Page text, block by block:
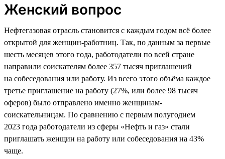
Женский вопрос
Нефтегазовая отрасль становится с каждым годом всё более
открытой для женщин-работниц. Так, по данным за первые
шесть месяцев этого года, работодатели по всей стране
направили соискателям более 357 тысяч приглашений
на собеседования или работу. Из всего этого объёма каждое
третье приглашение на работу (27%, или более 98 тысяч
оферов) было отправлено именно женщинам-
соискательницам. По сравнению с первым полугодием
2023 года работодатели из сферы «Нефть и газ» стали
приглашать женщин на работу или собеседования на 43%
чаще.